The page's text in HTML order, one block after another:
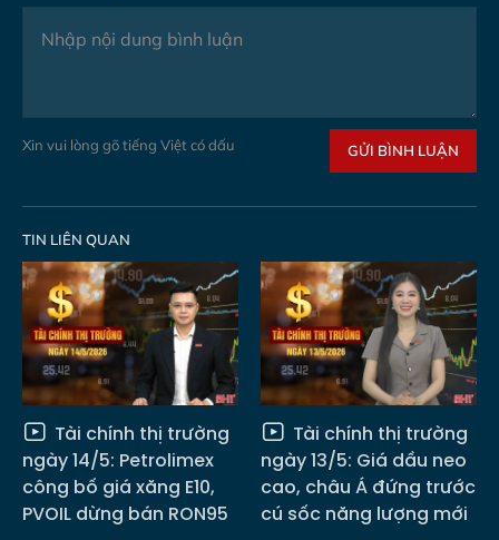
Xin vui lòng gõ tiếng Việt có dấu GỬI BÌNH LUẬN
TIN LIÊN QUAN
Tài chính thị trường
ngày 14/5: Petrolimex
công bố giá xăng E10,
PVOIL dừng bán RON95
Tài chính thị trường
ngày 13/5: Giá dầu neo
cao, châu Á đứng trước
cú sốc năng lượng mới